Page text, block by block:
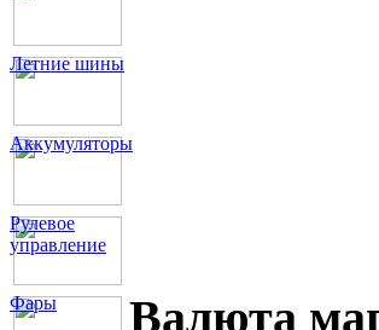
Летние шины
Аккумуляторы
Рулевое
управление
Фары Валюта